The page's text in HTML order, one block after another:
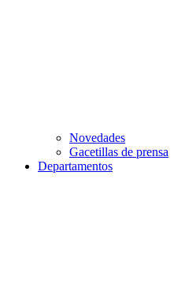
Novedades
Gacetillas de prensa
Departamentos